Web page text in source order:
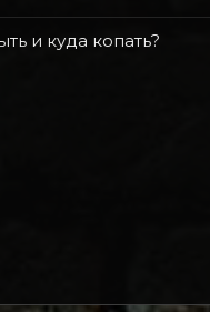
и куда копать?